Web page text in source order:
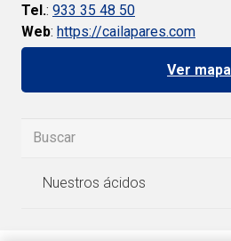
Tel.: 933 35 48 50
Web: https://cailapares.com
Ver mapa
Nuestros ácidos